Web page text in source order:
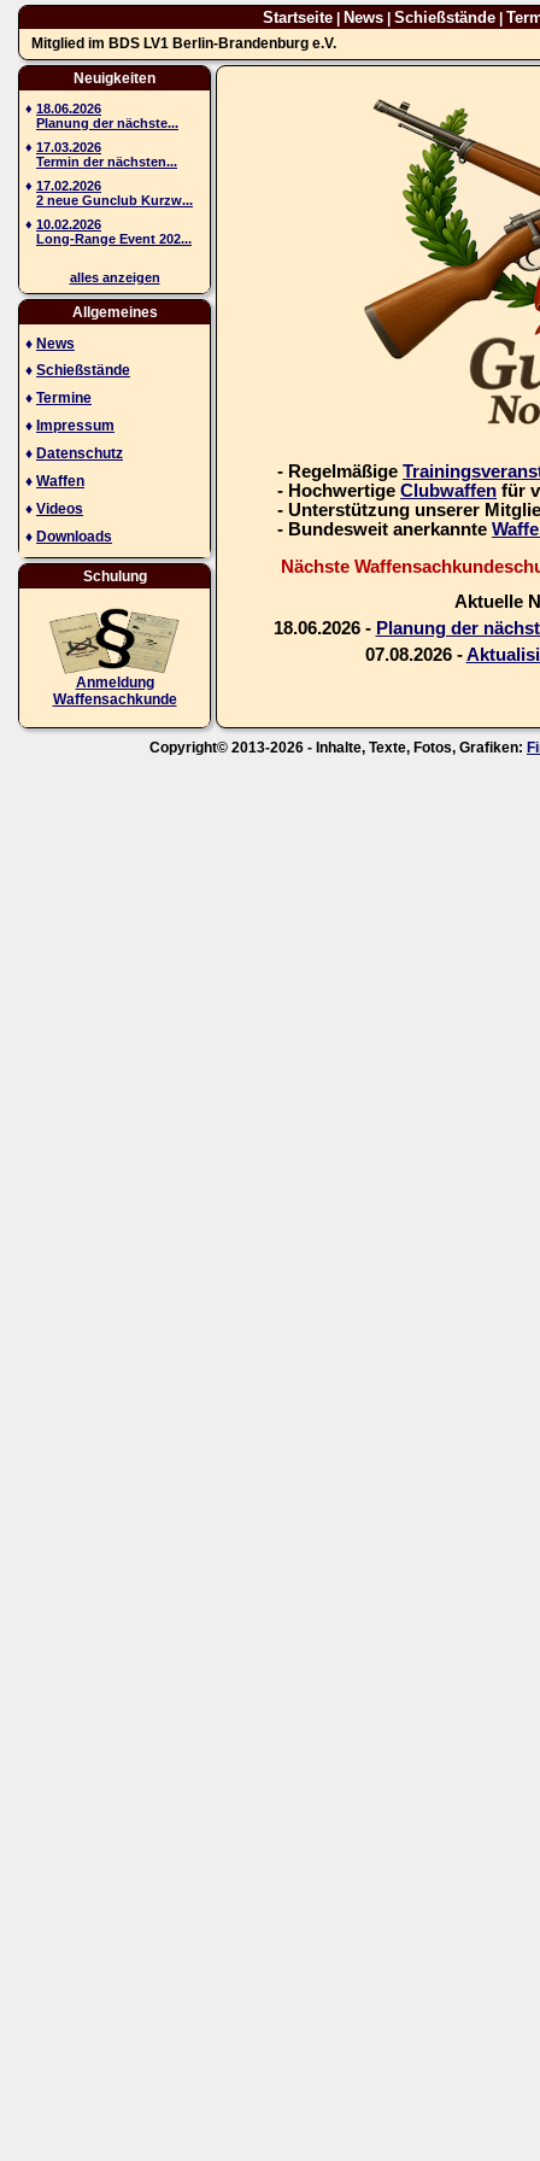
Startseite| News| Schießstände|
Mitglied im BDS LV1 Berlin-Brandenburg e.V.
Neuigkeiten
♦ 18.06.2026
Planung der nächste...
♦ 17.03.2026
Termin der nächsten...
♦ 17.02.2026
2 neue Gunclub Kurzw...
♦ 10.02.2026
Long-Range Event 202...
alles anzeigen
Allgemeines
♦ News
♦ Schießstände
♦ Termine
♦ Impressum
♦ Datenschutz
♦ Waffen
♦ Videos
♦ Downloads
Schulung
Anmeldung
Waffensachkunde
- Regelmäßige
- Hochwertige Clubwaffen für
- Unterstützung unserer
- Bundesweit anerkannte
Nächste
Aktuelle
18.06.2026 - Planung der
07.08.2026 -
Copyright© 2013-2026 - Inhalte, Texte, Fotos, Grafiken: